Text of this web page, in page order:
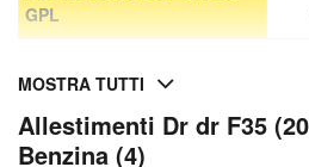
GPL
MOSTRA TUTTI
Allestimenti Dr dr F35
Benzina (4)